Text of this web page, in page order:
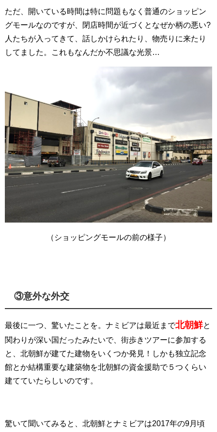
ただ、開いている時間は特に問題もなく普通のショッピン
グモールなのですが、閉店時間が近づくとなぜか柄の悪い?
人たちが入ってきて、話しかけられたり、物売りに来たり
してました。これもなんだか不思議な光景…
（ショッピングモールの前の様子）
③意外な外交
最後に一つ、驚いたことを。ナミビアは最近まで北朝鮮と
関わりが深い国だったみたいで、街歩きツアーに参加する
と、北朝鮮が建てた建物をいくつか発見！しかも独立記念
館とか結構重要な建築物を北朝鮮の資金援助で５つくらい
建てていたらしいのです。
驚いて聞いてみると、北朝鮮とナミビアは2017年の9月頃